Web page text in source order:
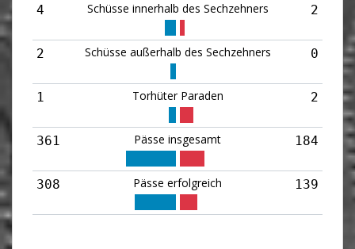
4 Schüsse innerhalb des Sechzehners 2
2 Schüsse außerhalb des Sechzehners 0
1 Torhüter Paraden 2
361 Pässe insgesamt 184
308 Pässe erfolgreich 139